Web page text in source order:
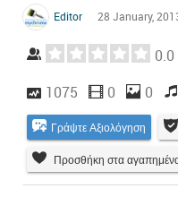
Editor 28 January,
0.0
1075 0 0
Γράψτε Αξιολόγηση
Προσθήκη στα